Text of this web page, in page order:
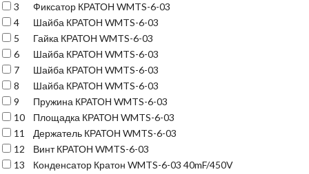
3
Фиксатор КРАТОН WMTS-6-03
4
Шайба КРАТОН WMTS-6-03
5
Гайка КРАТОН WMTS-6-03
6
Шайба КРАТОН WMTS-6-03
7
Шайба КРАТОН WMTS-6-03
8
Шайба КРАТОН WMTS-6-03
9
Пружина КРАТОН WMTS-6-03
10
Площадка КРАТОН WMTS-6-03
11
Держатель КРАТОН WMTS-6-03
12
Винт КРАТОН WMTS-6-03
13
Конденсатор Кратон WMTS-6-03 40mF/450V